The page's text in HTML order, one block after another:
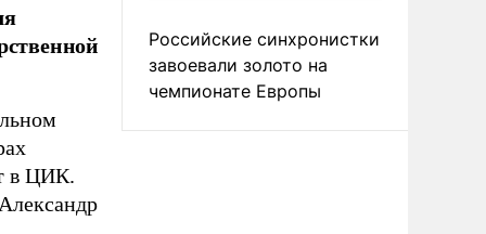
в ЦИК.
Российские синхронистки
завоевали золото на
чемпионате Европы